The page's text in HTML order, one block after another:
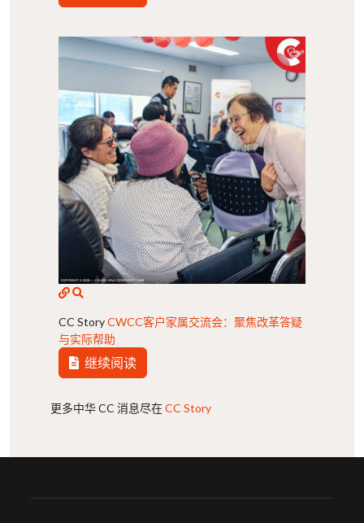
CC StoryCWCC客户家属交流会：聚焦改革答疑
与实际帮助
继续阅读
更多中华 CC 消息尽在CC Story